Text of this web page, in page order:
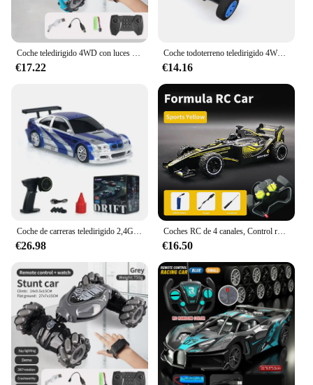
€17.22
Coche todoterreno teledirigido 4WD 1/32G para niños, vehículo de juguete pequeño con control remoto, multijugador, 4 canales, funciona con carga USB, edición de fórmula, 2,4
€14.16
€26.98
Coches RC de 4 canales, Control remoto, recargable, carreras en movimiento, coche deportivo a la deriva de alta velocidad, simulación, Mini modelo de vehículo, juguetes para niños
€16.50